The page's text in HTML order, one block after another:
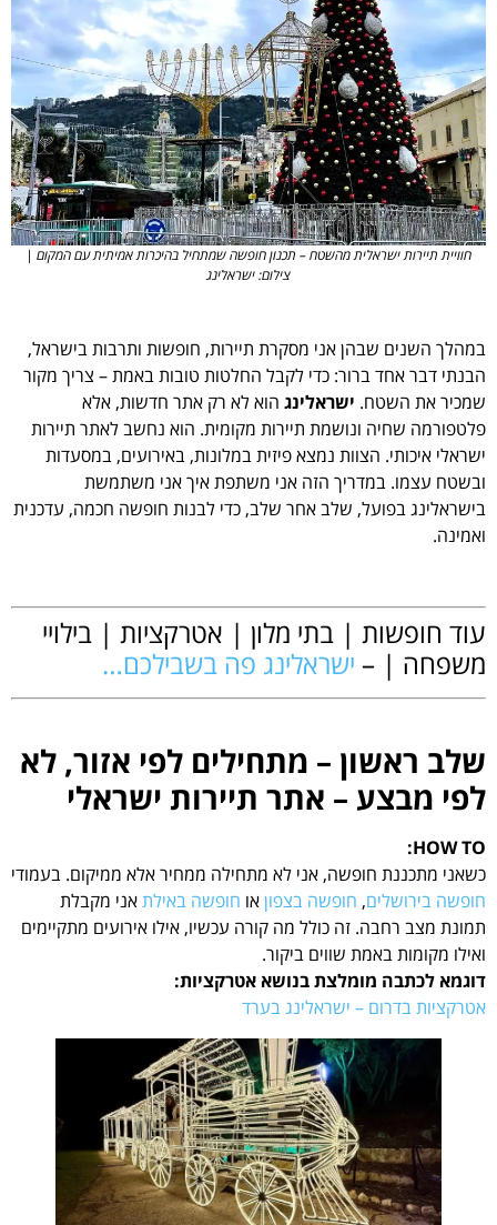
חוויית תיירות ישראלית מהשטח – תכנון חופשה שמתחיל בהיכרות אמיתית עם המקום |
צילום: ישראלינג
במהלך השנים שבהן אני מסקרת תיירות, חופשות ותרבות בישראל,
הבנתי דבר אחד ברור: כדי לקבל החלטות טובות באמת – צריך מקור
שמכיר את השטח. ישראלינג הוא לא רק אתר חדשות, אלא
פלטפורמה שחיה ונושמת תיירות מקומית. הוא נחשב לאתר תיירות
ישראלי איכותי. הצוות נמצא פיזית במלונות, באירועים, במסעדות
ובשטח עצמו. במדריך הזה אני משתפת איך אני משתמשת
בישראלינג בפועל, שלב אחר שלב, כדי לבנות חופשה חכמה, עדכנית
ואמינה.
עוד חופשות | בתי מלון | אטרקציות | בילויי
משפחה | – ישראלינג פה בשבילכם…
שלב ראשון – מתחילים לפי אזור, לא
לפי מבצע – אתר תיירות ישראלי
HOW TO:
כשאני מתכננת חופשה, אני לא מתחילה ממחיר אלא ממיקום. בעמודי
חופשה בירושלים, חופשה בצפוןאו חופשה באילתאני מקבלת
תמונת מצב רחבה. זה כולל מה קורה עכשיו, אילו אירועים מתקיימים
ואילו מקומות באמת שווים ביקור.
דוגמא לכתבה מומלצת בנושא אטרקציות:
אטרקציות בדרום – ישראלינג בערד